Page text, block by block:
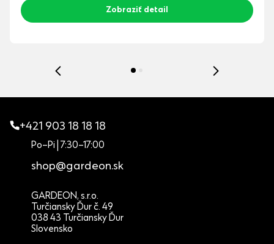
Zobraziť detail
+421 903 18 18 18
Po–Pi | 7:30–17:00
shop@gardeon.sk
GARDEON, s.r.o.
Turčiansky Ďur č. 49
038 43 Turčiansky Ďur
Slovensko